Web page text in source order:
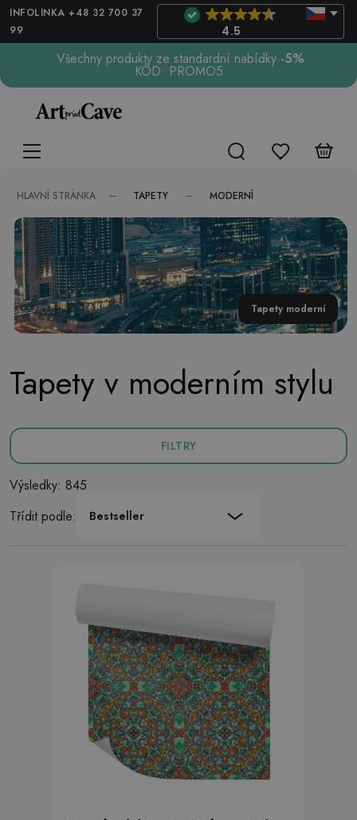
INFOLINKA +48 32 700 37
99
4.5
Všechny produkty ze standardní nabídky -5%
KÓD: PROMO5
HLAVNÍ STRÁNKA TAPETY MODERNÍ
Tapety moderní
Tapety v moderním stylu
FILTRY
Výsledky: 845
Třídit podle:
Bestseller